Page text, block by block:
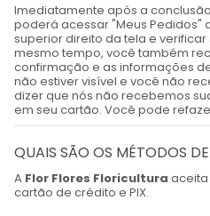
Imediatamente após a
poderá acessar "Meus Pedidos"
superior direito da tela e
mesmo tempo, você também
confirmação e as informações
não estiver visível e você não
dizer que nós não recebemos
em seu cartão. Você pode
QUAIS SÃO OS MÉTODOS
A Flor Flores Floricultura
cartão de crédito e PIX.